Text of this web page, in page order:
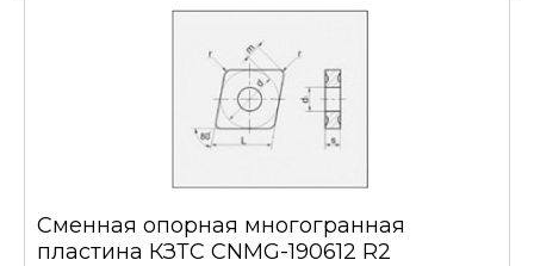
Сменная опорная многогранная
пластина КЗТС CNMG-190612 R2